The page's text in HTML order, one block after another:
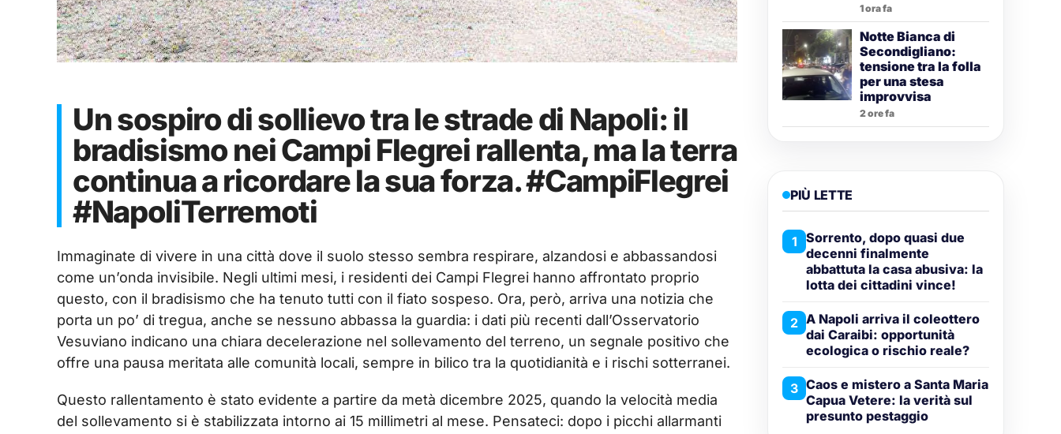
Un sospiro di sollievo tra le strade di Napoli: il
bradisismo nei Campi Flegrei rallenta, ma la terra
continua a ricordare la sua forza. #CampiFlegrei
#NapoliTerremoti
Immaginate di vivere in una città dove il suolo stesso sembra respirare, alzandosi e abbassandosi
come un’onda invisibile. Negli ultimi mesi, i residenti dei Campi Flegrei hanno affrontato proprio
questo, con il bradisismo che ha tenuto tutti con il fiato sospeso. Ora, però, arriva una notizia che
porta un po’ di tregua, anche se nessuno abbassa la guardia: i dati più recenti dall’Osservatorio
Vesuviano indicano una chiara decelerazione nel sollevamento del terreno, un segnale positivo che
offre una pausa meritata alle comunità locali, sempre in bilico tra la quotidianità e i rischi sotterranei.
Questo rallentamento è stato evidente a partire da metà dicembre 2025, quando la velocità media
del sollevamento si è stabilizzata intorno ai 15 millimetri al mese. Pensateci: dopo i picchi allarmanti
1 ora fa
Notte Bianca di
Secondigliano:
tensione tra la folla
per una stesa
improvvisa
2 ore fa
PIÙ LETTE
1 Sorrento, dopo quasi due
decenni finalmente
abbattuta la casa abusiva: la
lotta dei cittadini vince!
2 A Napoli arriva il coleottero
dai Caraibi: opportunità
ecologica o rischio reale?
3 Caos e mistero a Santa Maria
Capua Vetere: la verità sul
presunto pestaggio